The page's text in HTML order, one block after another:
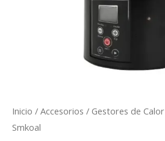
Inicio / Accesorios / Gestores de Calor
Smkoal